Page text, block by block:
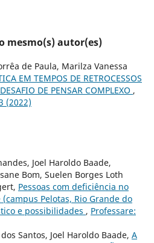
mesmo(s) autor(es)
de Paula, Marilza Vanessa
EM TEMPOS DE RETROCESSOS
DE PENSAR COMPLEXO ,
(2022)
Joel Haroldo Baade,
Bom, Suelen Borges Loth
Pessoas com deficiência no
Pelotas, Rio Grande do
e possibilidades , Professare:
Santos, Joel Haroldo Baade, A